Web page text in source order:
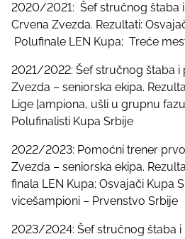
2020/2021: Šef stručnog štaba
Crvena Zvezda. Rezultati:
Polufinale LEN Kupa; Treće
2021/2022: Šef stručnog štaba i
Zvezda – seniorska ekipa.
Lige [ampiona, ušli u grupnu
Polufinalisti Kupa Srbije
2022/2023: Pomoćni trener
Zvezda – seniorska ekipa.
finala LEN Kupa; Osvajači Kupa
vicešampioni – Prvenstvo Srbije
2023/2024: Šef stručnog štaba